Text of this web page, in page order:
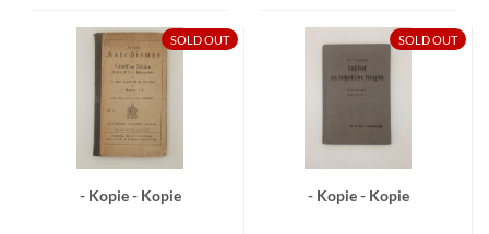
SOLD OUT
- Kopie - Kopie
SOLD OUT
- Kopie - Kopie